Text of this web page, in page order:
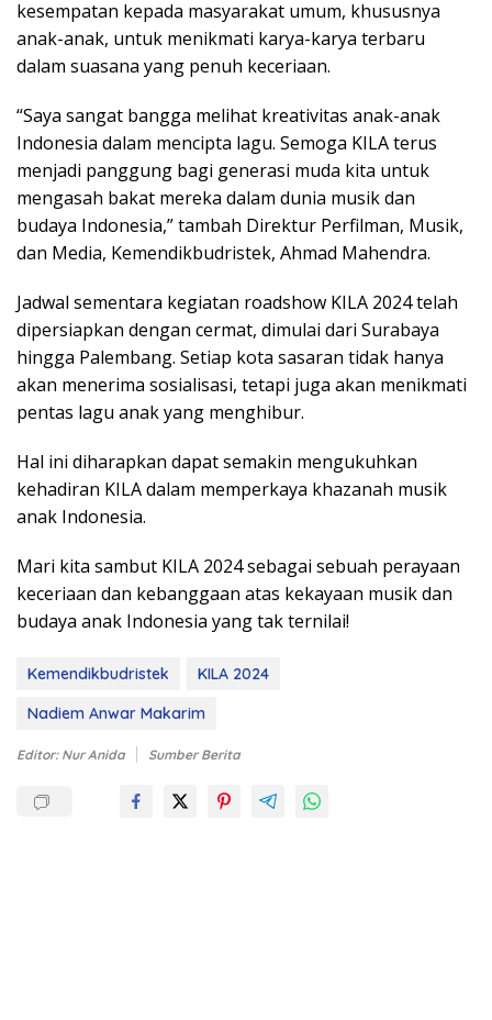
kesempatan kepada masyarakat umum, khususnya
anak-anak, untuk menikmati karya-karya terbaru
dalam suasana yang penuh keceriaan.
“Saya sangat bangga melihat kreativitas anak-anak
Indonesia dalam mencipta lagu. Semoga KILA terus
menjadi panggung bagi generasi muda kita untuk
mengasah bakat mereka dalam dunia musik dan
budaya Indonesia,” tambah Direktur Perfilman, Musik,
dan Media, Kemendikbudristek, Ahmad Mahendra.
Jadwal sementara kegiatan roadshow KILA 2024 telah
dipersiapkan dengan cermat, dimulai dari Surabaya
hingga Palembang. Setiap kota sasaran tidak hanya
akan menerima sosialisasi, tetapi juga akan menikmati
pentas lagu anak yang menghibur.
Hal ini diharapkan dapat semakin mengukuhkan
kehadiran KILA dalam memperkaya khazanah musik
anak Indonesia.
Mari kita sambut KILA 2024 sebagai sebuah perayaan
keceriaan dan kebanggaan atas kekayaan musik dan
budaya anak Indonesia yang tak ternilai!
Kemendikbudristek
KILA 2024
Nadiem Anwar Makarim
Editor: Nur Anida Sumber Berita